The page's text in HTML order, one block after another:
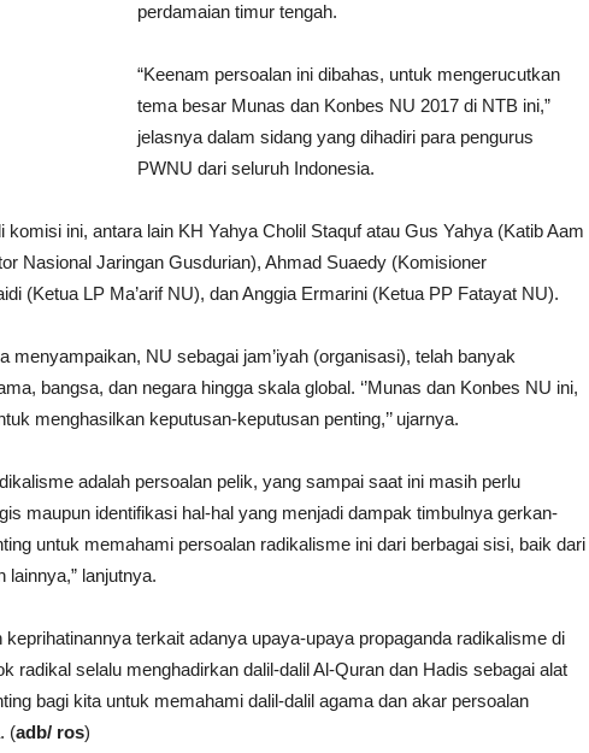
perdamaian timur tengah.
“Keenam persoalan ini dibahas, untuk mengerucutkan
tema besar Munas dan Konbes NU 2017 di NTB ini,”
jelasnya dalam sidang yang dihadiri para pengurus
PWNU dari seluruh Indonesia.
ini, antara lain KH Yahya Cholil Staquf atau Gus Yahya (Katib Aam
Nasional Jaringan Gusdurian), Ahmad Suaedy (Komisioner
(Ketua LP Ma’arif NU), dan Anggia Ermarini (Ketua PP Fatayat NU).
menyampaikan, NU sebagai jam’iyah (organisasi), telah banyak
bangsa, dan negara hingga skala global. ‘’Munas dan Konbes NU ini,
menghasilkan keputusan-keputusan penting,’’ ujarnya.
adalah persoalan pelik, yang sampai saat ini masih perlu
maupun identifikasi hal-hal yang menjadi dampak timbulnya gerkan-
untuk memahami persoalan radikalisme ini dari berbagai sisi, baik dari
lainnya,” lanjutnya.
terkait adanya upaya-upaya propaganda radikalisme di
radikal selalu menghadirkan dalil-dalil Al-Quran dan Hadis sebagai alat
bagi kita untuk memahami dalil-dalil agama dan akar persoalan
(adb/ ros)